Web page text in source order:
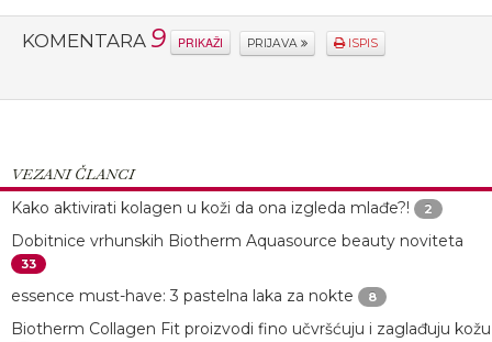
KOMENTARA 9 PRIKAŽI PRIJAVA ISPIS
VEZANI ČLANCI
Kako aktivirati kolagen u koži da ona izgleda mlađe?!
2
Dobitnice vrhunskih Biotherm Aquasource beauty noviteta
33
essence must-have: 3 pastelna laka za nokte 8
Biotherm Collagen Fit proizvodi fino učvršćuju i zaglađuju kožu